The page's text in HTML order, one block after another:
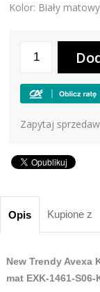
Kolor: Biały matowy
Zapytaj
Opis Kupione z
New Trendy Avexa
mat EXK-1461-S06-